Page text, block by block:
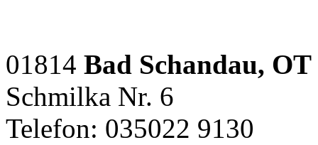
01814 Bad Schandau,
Schmilka Nr. 6
Telefon: 035022 9130